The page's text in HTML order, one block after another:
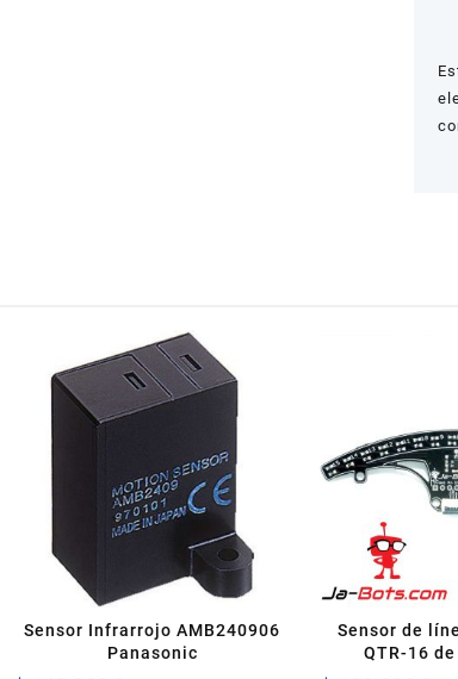
Sensor Infrarrojo AMB240906
Panasonic
Sensor de
QTR-16